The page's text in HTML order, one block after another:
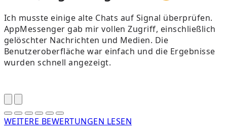
Ich musste einige alte Chats auf Signal überprüfen.
AppMessenger gab mir vollen Zugriff, einschließlich
gelöschter Nachrichten und Medien. Die
Benutzeroberfläche war einfach und die Ergebnisse
wurden schnell angezeigt.
WEITERE BEWERTUNGEN LESEN